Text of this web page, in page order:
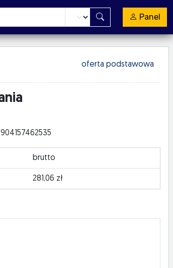
Panel
oferta podstawowa
brutto
281,06 zł